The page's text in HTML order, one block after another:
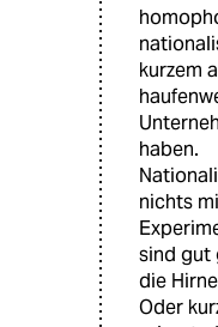
kurzem
haben.
nichts
sind gut
die
Oder